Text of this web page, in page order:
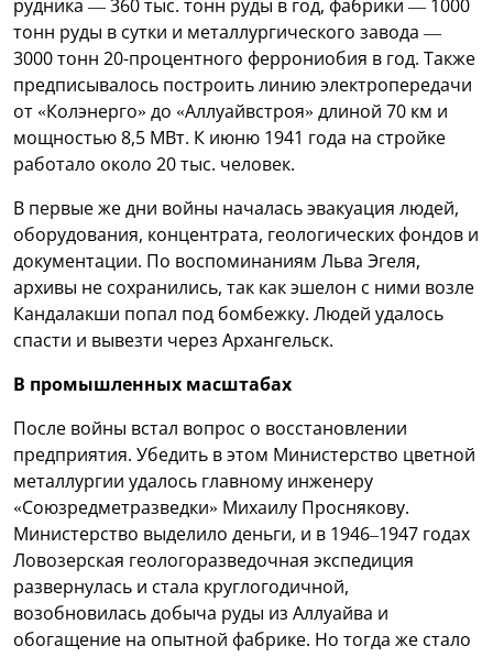
рудника — 360 тыс. тонн руды в год, фабрики — 1000
тонн руды в сутки и металлургического завода —
3000 тонн 20-процентного феррониобия в год. Также
предписывалось построить линию электропередачи
от «Колэнерго» до «Аллуайвстроя» длиной 70 км и
мощностью 8,5 МВт. К июню 1941 года на стройке
работало около 20 тыс. человек.
В первые же дни войны началась эвакуация людей,
оборудования, концентрата, геологических фондов и
документации. По воспоминаниям Льва Эгеля,
архивы не сохранились, так как эшелон с ними возле
Кандалакши попал под бомбежку. Людей удалось
спасти и вывезти через Архангельск.
В промышленных масштабах
После войны встал вопрос о восстановлении
предприятия. Убедить в этом Министерство цветной
металлургии удалось главному инженеру
«Союзредметразведки» Михаилу Проснякову.
Министерство выделило деньги, и в 1946–1947 годах
Ловозерская геологоразведочная экспедиция
развернулась и стала круглогодичной,
возобновилась добыча руды из Аллуайва и
обогащение на опытной фабрике. Но тогда же стало